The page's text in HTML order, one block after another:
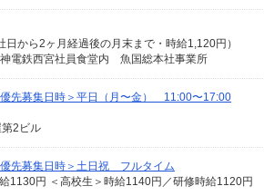
から2ヶ月経過後の月末まで・時給1,120円）
電鉄西宮社員食堂内 魚国総本社事業所
先募集日時＞平日（月〜金） 11:00〜17:00
2ビル
先募集日時＞土日祝 フルタイム
1130円 ＜高校生＞時給1140円／研修時給1120円